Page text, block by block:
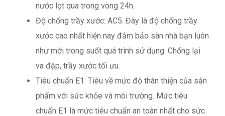
nước lọt qua trong vòng 24h.
Độ chống trầy xước: AC5. Đây là độ chống trầy
xước cao nhất hiện nay đảm bảo sàn nhà bạn luôn
như mới trong suốt quá trình sử dụng. Chống lại
va đập, trầy xước tối ưu.
Tiêu chuẩn E1: Tiêu về mức độ thân thiện của sản
phẩm với sức khỏe và môi trường. Mức tiêu
chuẩn E1 là mức tiêu chuẩn an toàn nhất cho sức